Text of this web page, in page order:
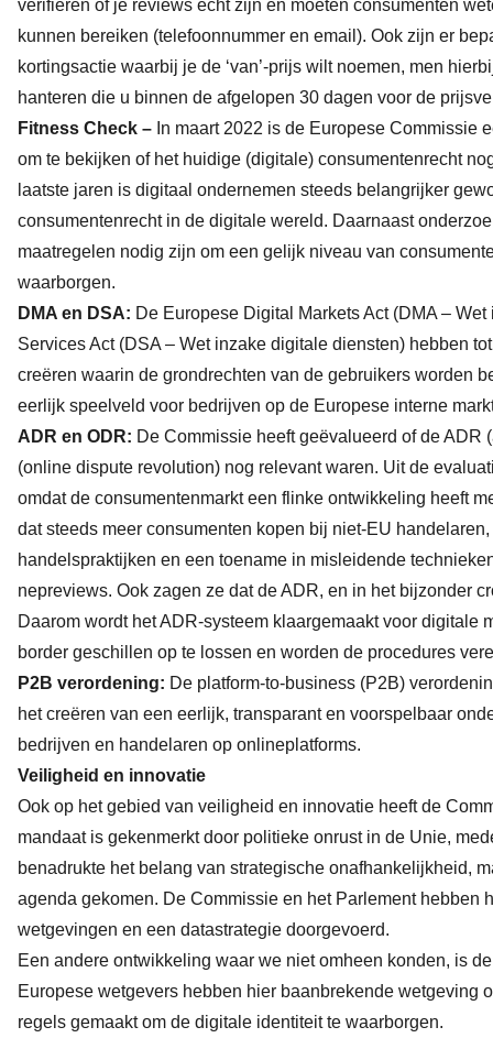
verifiëren of je reviews echt zijn en moeten consumenten
kunnen bereiken (telefoonnummer en email). Ook zijn er
kortingsactie waarbij je de ‘van’-prijs wilt noemen, men
hanteren die u binnen de afgelopen 30 dagen voor de
Fitness Check – In maart 2022 is de Europese Commissie
om te bekijken of het huidige (digitale) consumentenrecht
laatste jaren is digitaal ondernemen steeds belangrijker
consumentenrecht in de digitale wereld. Daarnaast
maatregelen nodig zijn om een gelijk niveau van
waarborgen.
DMA en DSA: De Europese Digital Markets Act (DMA –
Services Act (DSA – Wet inzake digitale diensten) hebben
creëren waarin de grondrechten van de gebruikers worden
eerlijk speelveld voor bedrijven op de Europese interne
ADR en ODR: De Commissie heeft geëvalueerd of de
(online dispute revolution) nog relevant waren. Uit de
omdat de consumentenmarkt een flinke ontwikkeling heeft
dat steeds meer consumenten kopen bij niet-EU
handelspraktijken en een toename in misleidende
nepreviews. Ook zagen ze dat de ADR, en in het bijzonder
Daarom wordt het ADR-systeem klaargemaakt voor digitale
border geschillen op te lossen en worden de procedures
P2B verordening: De platform-to-business (P2B)
het creëren van een eerlijk, transparant en voorspelbaar
bedrijven en handelaren op onlineplatforms.
Veiligheid en innovatie
Ook op het gebied van veiligheid en innovatie heeft de
mandaat is gekenmerkt door politieke onrust in de Unie,
benadrukte het belang van strategische onafhankelijkheid,
agenda gekomen. De Commissie en het Parlement hebben
wetgevingen en een datastrategie doorgevoerd.
Een andere ontwikkeling waar we niet omheen konden, is
Europese wetgevers hebben hier baanbrekende wetgeving
regels gemaakt om de digitale identiteit te waarborgen.